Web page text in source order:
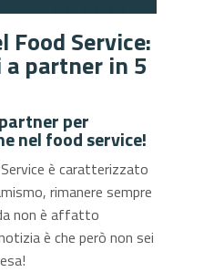
Food Service:
partner in 5
per
nel food service!
è caratterizzato
rimanere sempre
non è affatto
è che però non sei